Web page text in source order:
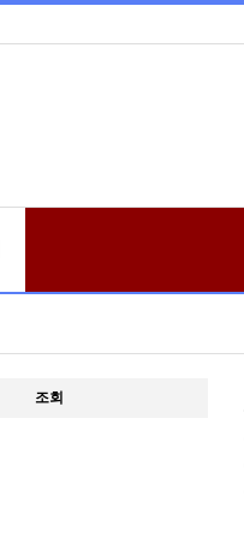
조회